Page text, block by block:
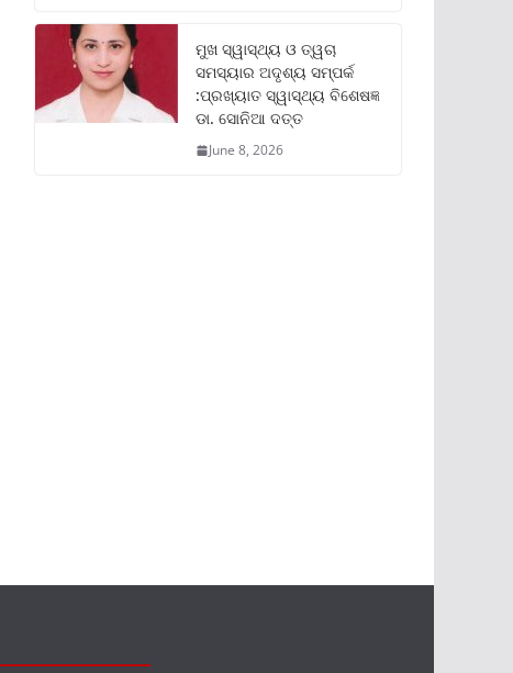
ମୁଖ ସ୍ୱାସ୍ଥ୍ୟ ଓ ତ୍ୱଚା
ସମସ୍ୟାର ଅଦୃଶ୍ୟ ସମ୍ପର୍କ
:ପ୍ରଖ୍ୟାତ ସ୍ୱାସ୍ଥ୍ୟ ବିଶେଷଜ୍ଞ
ଡା. ସୋନିଆ ଦତ୍ତ
June 8, 2026